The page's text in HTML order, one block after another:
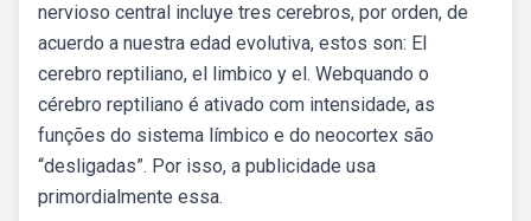
nervioso central incluye tres cerebros, por orden, de
acuerdo a nuestra edad evolutiva, estos son: El
cerebro reptiliano, el limbico y el. Webquando o
cérebro reptiliano é ativado com intensidade, as
funções do sistema límbico e do neocortex são
“desligadas”. Por isso, a publicidade usa
primordialmente essa.